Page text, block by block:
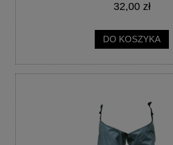
32,00 zł
DO KOSZYKA